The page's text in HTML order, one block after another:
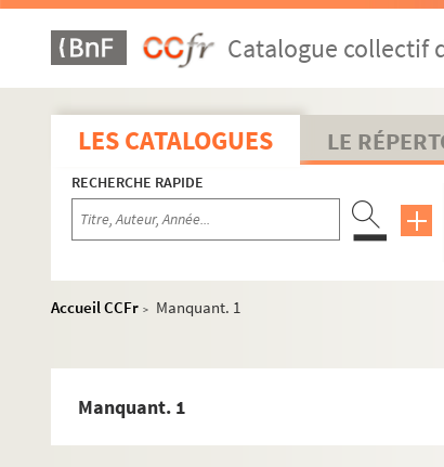
Catalogue collectif
LES CATALOGUES LE
RECHERCHE RAPIDE
Accueil CCFr >
Manquant. 1
Manquant. 1
Albums de caricatures de Bartonneuf
ABB ou AB
Albert
Alexis (W)
Allard-Cambray
Amelot
Ancourt (Edw)
Andrieux
Balsamo (Louis)
Bar. E.